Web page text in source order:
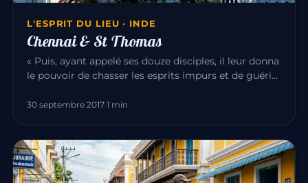
L'ESPRIT DU LIEU · INDE
Chennai & St Thomas
« Puis, ayant appelé ses douze disciples, il leur donna
le pouvoir de chasser les esprits impurs et de guérir
30 septembre 2017·1 min